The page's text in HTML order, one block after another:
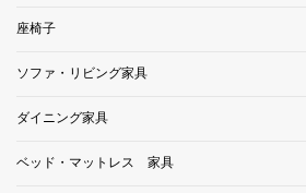
座椅子
ソファ・リビング家具
ダイニング家具
ベッド・マットレス 家具